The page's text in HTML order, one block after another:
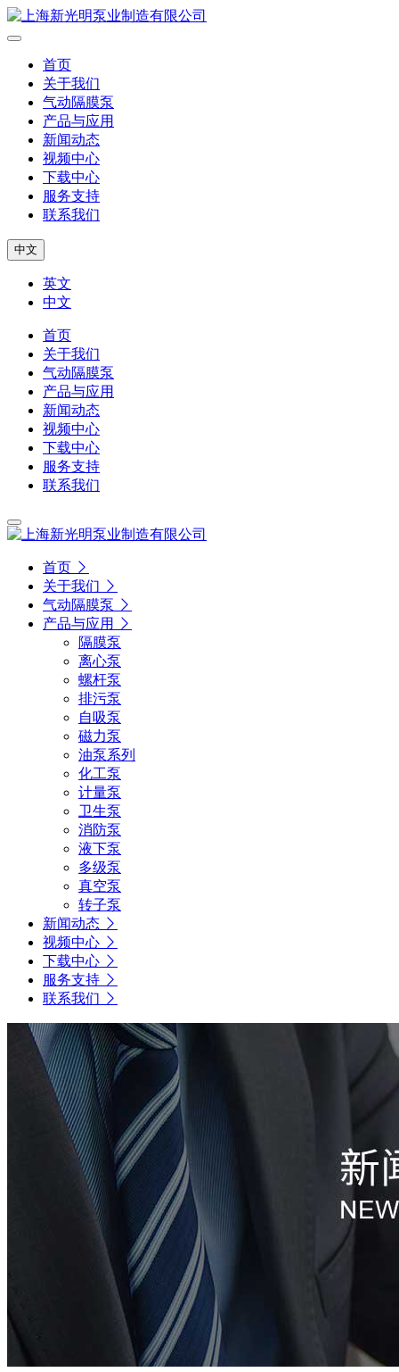
首页
关于我们
气动隔膜泵
产品与应用
新闻动态
视频中心
下载中心
服务支持
联系我们
中文
英文
中文
首页
关于我们
气动隔膜泵
产品与应用
新闻动态
视频中心
下载中心
服务支持
联系我们
首页
关于我们
气动隔膜泵
产品与应用
隔膜泵
离心泵
螺杆泵
排污泵
自吸泵
磁力泵
油泵系列
化工泵
计量泵
卫生泵
消防泵
液下泵
多级泵
真空泵
转子泵
新闻动态
视频中心
下载中心
服务支持
联系我们